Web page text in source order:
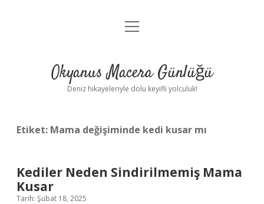
Anasayfa
Yasal Uyarı
menüyü
Okyanus Macera Günlüğü
Deniz hikayeleriyle dolu keyifli yolculuk!
Etiket: Mama değişiminde kedi kusar mı
Kediler Neden Sindirilmemiş Mama
Kusar
Tarih: Şubat 18, 2025